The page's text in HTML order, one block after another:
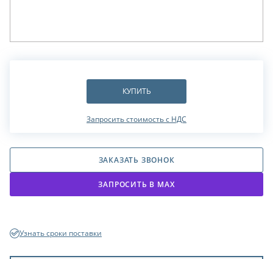
КУПИТЬ
Запросить стоимость с НДС
ЗАКАЗАТЬ ЗВОНОК
ЗАПРОСИТЬ В МАХ
Узнать сроки поставки